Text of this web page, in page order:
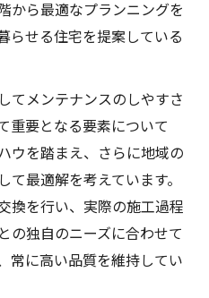
から最適なプランニングを
らせる住宅を提案している
てメンテナンスのしやすさ
重要となる要素について
ウを踏まえ、さらに地域の
最適解を考えています。
換を行い、実際の施工過程
の独自のニーズに合わせて
常に高い品質を維持してい